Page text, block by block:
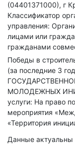
(04401371000), г
Классификатор
управления:
лицами или
гражданами
Победы в
(за последние 3
МОЛОДЕЖНЫХ
услуги: На право
мероприятия
«Территория
Данные актуальны